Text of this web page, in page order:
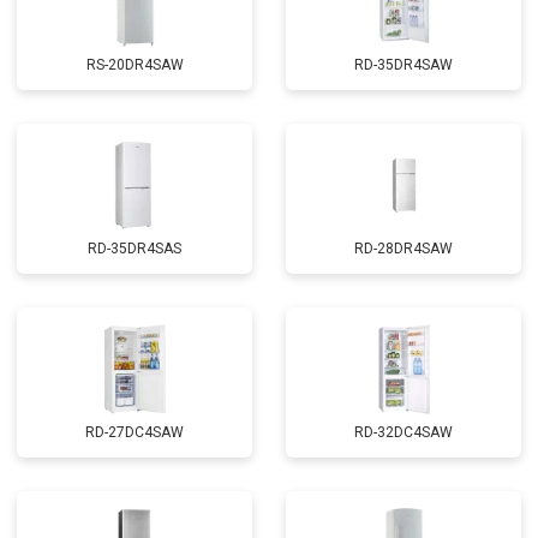
RS-20DR4SAW RD-35DR4SAW
RD-35DR4SAS RD-28DR4SAW
RD-27DC4SAW RD-32DC4SAW